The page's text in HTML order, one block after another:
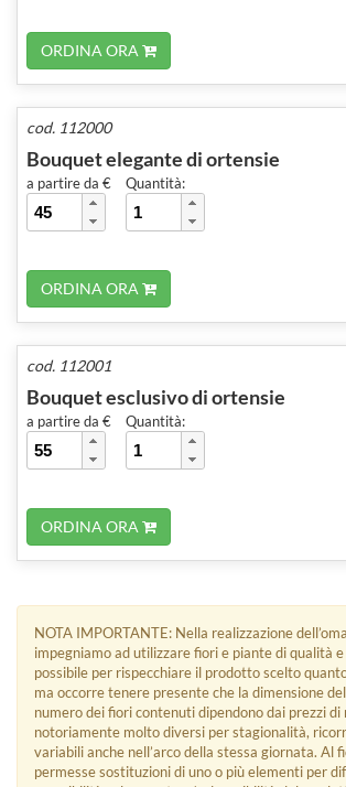
ORDINA ORA
cod. 112000
Bouquet elegante di ortensie
a partire da € Quantità:
ORDINA ORA
cod. 112001
Bouquet esclusivo di ortensie
a partire da € Quantità:
ORDINA ORA
NOTA IMPORTANTE: Nella realizzazione
impegniamo ad utilizzare fiori e piante di qualità
possibile per rispecchiare il prodotto scelto
ma occorre tenere presente che la dimensione
numero dei fiori contenuti dipendono dai prezzi di
notoriamente molto diversi per stagionalità,
variabili anche nell’arco della stessa giornata. Al
permesse sostituzioni di uno o più elementi per